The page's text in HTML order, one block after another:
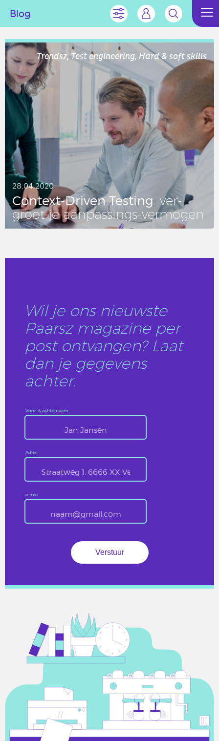
Blog
Trendsz, Test engineering, Hard & soft skills
28.04.2020
Context-Driven Testing: ver­
groot je aan­pas­sings-ver­mo­gen
Wil je ons nieuwste
Paarsz magazine per
post ontvangen? Laat
dan je gegevens
achter.
Voor- & achternaam
Adres
e-mail